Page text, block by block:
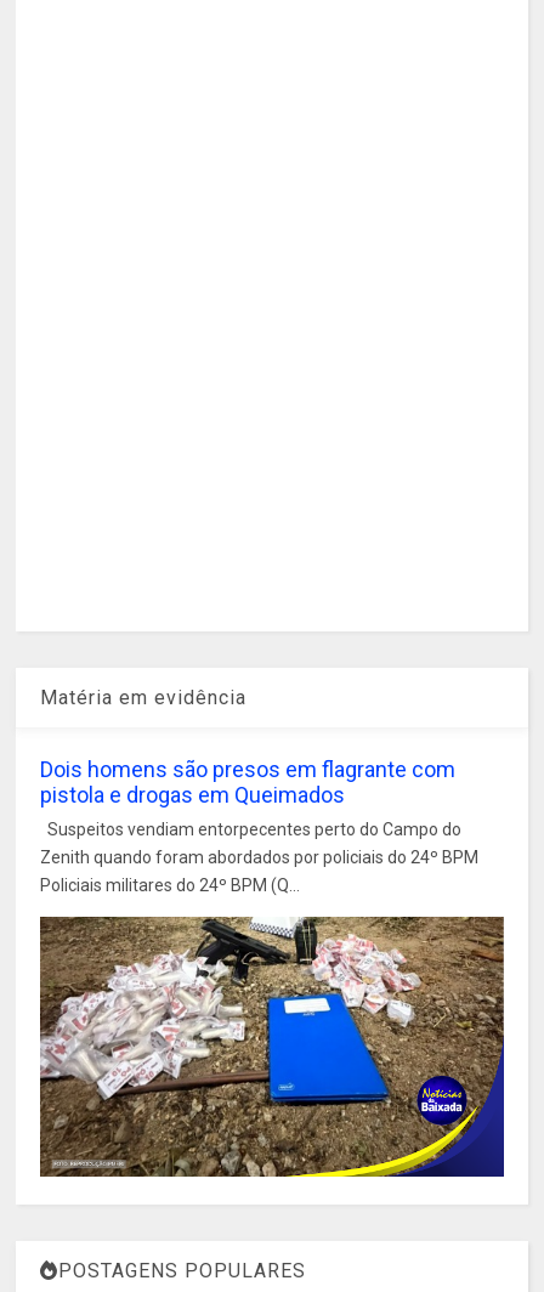
Matéria em evidência
Dois homens são presos em flagrante com
pistola e drogas em Queimados
Suspeitos vendiam entorpecentes perto do Campo do
Zenith quando foram abordados por policiais do 24º BPM
Policiais militares do 24º BPM (Q...
POSTAGENS POPULARES